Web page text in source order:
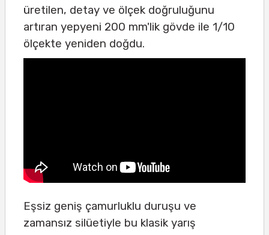
üretilen, detay ve ölçek doğruluğunu
artıran yepyeni 200 mm'lik gövde ile 1/10
ölçekte yeniden doğdu.
Eşsiz geniş çamurluklu duruşu ve
zamansız silüetiyle bu klasik yarış